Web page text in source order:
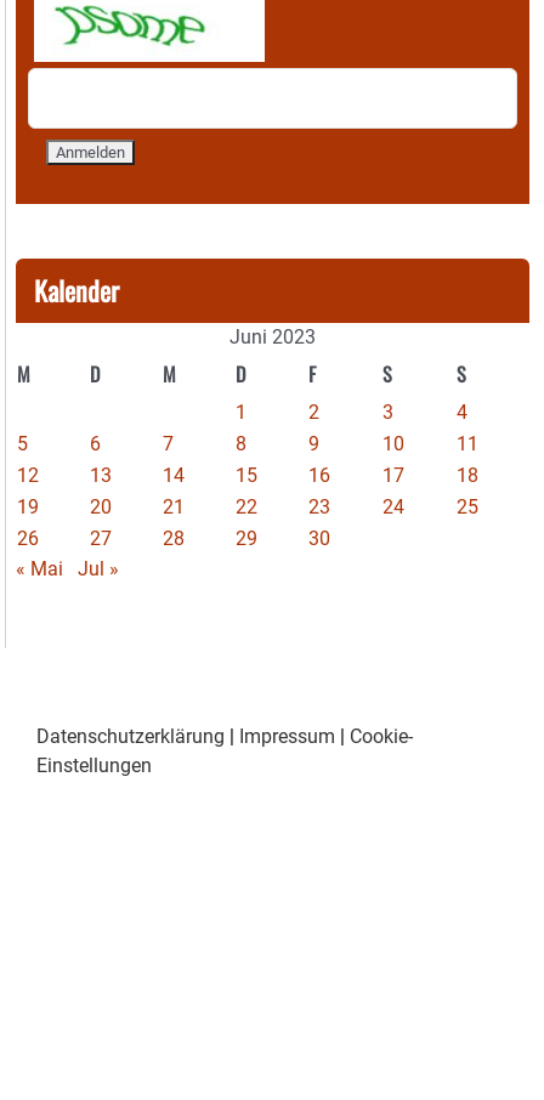
Kalender
Juni 2023
M D M D F S S
1 2 3
4
5
6 7 8 9 10
11
12
13 14 15 16 17
18
19
20 21 22 23 24
25
26
27 28 29
30
« Mai
Jul »
Datenschutzerklärung Impressum
Cookie-
Einstellungen